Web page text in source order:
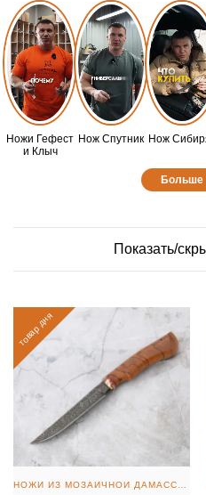
Ножи Гефест
и Клыч
Нож Спутник Нож
Больше
Показать/
товар дня
НОЖИ ИЗ МОЗАИЧНОЙ ДАМАССКОЙ СТАЛИ